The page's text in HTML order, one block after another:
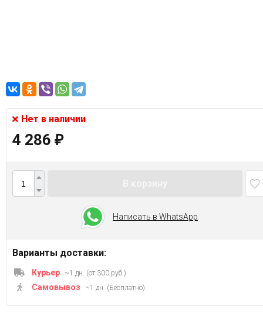
Нет в наличии
4 286 ₽
Написать в WhatsApp
Варианты доставки:
Курьер ~1 дн. (от 300 руб.)
Самовывоз ~1 дн. (Бесплатно)